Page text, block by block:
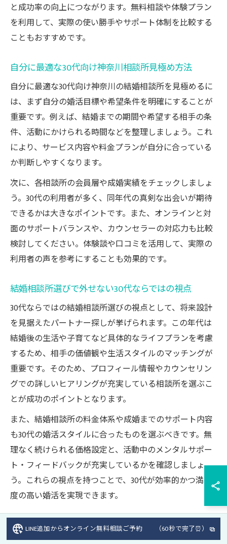
と成功率の向上につながります。無料相談や体験プラン
を利用して、実際の使い勝手やサポート体制を比較する
こともおすすめです。
自分に最適な30代向け神奈川相談所見極め方法
自分に最適な30代向け神奈川の結婚相談所を見極めるに
は、まず自分の婚活目標や希望条件を明確にすることが
重要です。例えば、結婚までの期間や希望する相手の条
件、活動にかけられる時間などを整理しましょう。これ
により、サービス内容や料金プランが自分に合っている
か判断しやすくなります。
次に、各相談所の会員層や成婚実績をチェックしましょ
う。30代の利用者が多く、同年代の真剣な出会いが期待
できるかは大きなポイントです。また、オンラインと対
面のサポートバランスや、カウンセラーの対応力も比較
検討してください。体験談や口コミを活用して、実際の
利用者の声を参考にすることも効果的です。
結婚相談所選びで外せない30代ならではの視点
30代ならではの結婚相談所選びの視点として、将来設計
を見据えたパートナー探しが挙げられます。この年代は
結婚後の生活や子育てなど具体的なライフプランを考慮
するため、相手の価値観や生活スタイルのマッチングが
重要です。そのため、プロフィール情報やカウンセリン
グでの詳しいヒアリングが充実している相談所を選ぶこ
とが成功のポイントとなります。
また、結婚相談所の料金体系や成婚までのサポート内容
も30代の婚活スタイルに合ったものを選ぶべきです。無
理なく続けられる価格設定と、活動中のメンタルサポー
ト・フィードバックが充実しているかを確認しましょ
う。これらの視点を持つことで、30代が効率的かつ満足
度の高い婚活を実現できます。
LINE追加からオンライン無料相談ご予約 （60秒で完了⏰）